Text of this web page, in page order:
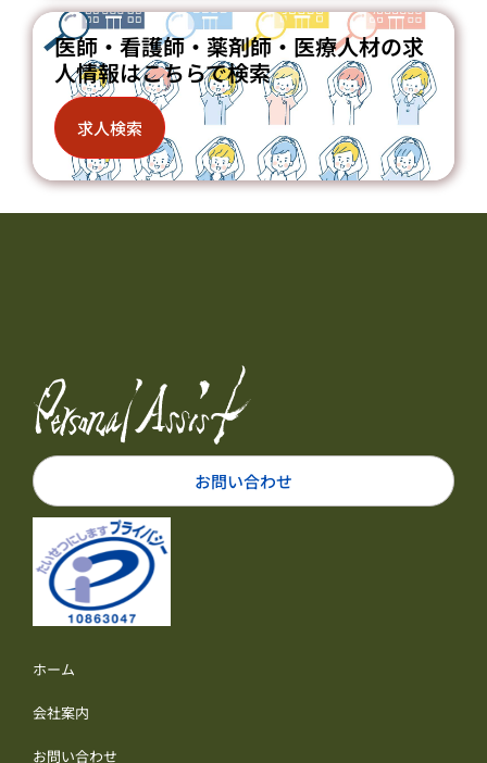
医師・看護師・薬剤師・医療人材の求
人情報はこちらで検索
求人検索
お問い合わせ
ホーム
会社案内
お問い合わせ